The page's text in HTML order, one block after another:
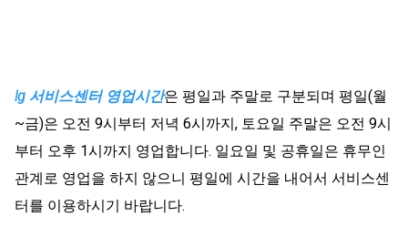
lg 서비스센터 영업시간은 평일과 주말로 구분되며 평일(월
~금)은 오전 9시부터 저녁 6시까지, 토요일 주말은 오전 9시
부터 오후 1시까지 영업합니다. 일요일 및 공휴일은 휴무인
관계로 영업을 하지 않으니 평일에 시간을 내어서 서비스센
터를 이용하시기 바랍니다.